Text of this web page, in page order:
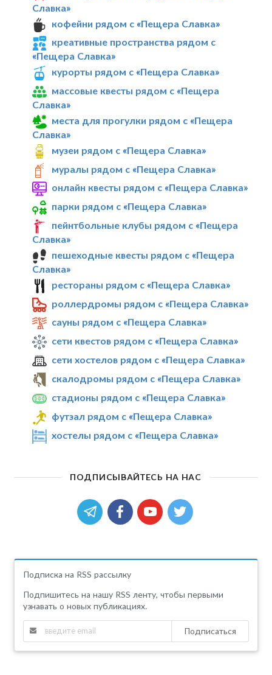
Славка»
кофейни рядом с «Пещера Славка»
креативные пространства рядом с
«Пещера Славка»
курорты рядом с «Пещера Славка»
массовые квесты рядом с «Пещера
Славка»
места для прогулки рядом с «Пещера
Славка»
музеи рядом с «Пещера Славка»
муралы рядом с «Пещера Славка»
онлайн квесты рядом с «Пещера Славка»
парки рядом с «Пещера Славка»
пейнтбольные клубы рядом с «Пещера
Славка»
пешеходные квесты рядом с «Пещера
Славка»
рестораны рядом с «Пещера Славка»
роллердромы рядом с «Пещера Славка»
сауны рядом с «Пещера Славка»
сети квестов рядом с «Пещера Славка»
сети хостелов рядом с «Пещера Славка»
скалодромы рядом с «Пещера Славка»
стадионы рядом с «Пещера Славка»
футзал рядом с «Пещера Славка»
хостелы рядом с «Пещера Славка»
ПОДПИСЫВАЙТЕСЬ НА НАС
Подписка на RSS рассылку
Подпишитесь на нашу RSS ленту, чтобы первыми
узнавать о новых публикациях.
Подписаться